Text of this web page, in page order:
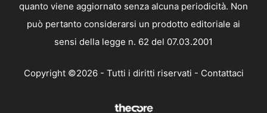
quanto viene aggiornato senza alcuna periodicità. Non
può pertanto considerarsi un prodotto editoriale ai
sensi della legge n. 62 del 07.03.2001
Copyright ©2026 - Tutti i diritti riservati - Contattaci